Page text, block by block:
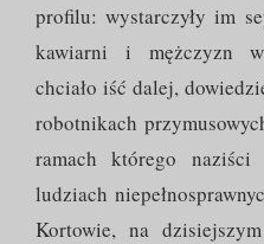
profilu: wystarczyły im
kawiarni i mężczyzn
chciało iść dalej,
robotnikach
ramach którego
ludziach
Kortowie, na